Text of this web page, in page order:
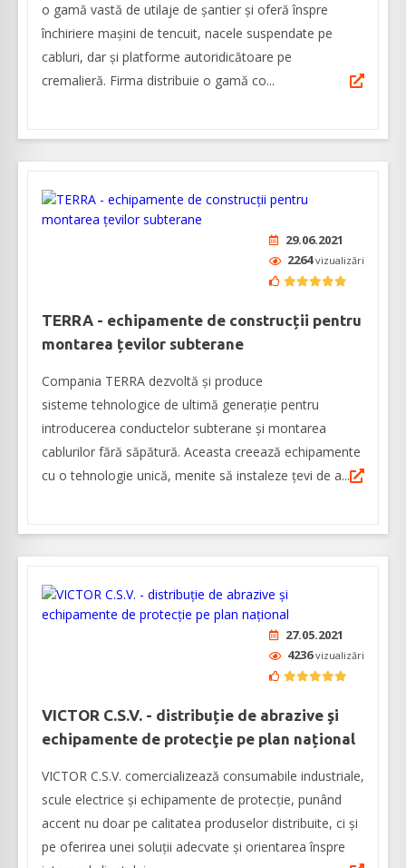
o gamă vastă de utilaje de șantier și oferă înspre
închiriere mașini de tencuit, nacele suspendate pe
cabluri, dar și platforme autoridicătoare pe
cremalieră. Firma distribuie o gamă co...
29.06.2021
2264vizualizări
TERRA - echipamente de construcții pentru
montarea țevilor subterane
Compania TERRA dezvoltă și produce
sisteme tehnologice de ultimă generație pentru
introducerea conductelor subterane și montarea
cablurilor fără săpătură. Aceasta creează echipamente
cu o tehnologie unică, menite să instaleze țevi de a...
27.05.2021
4236vizualizări
VICTOR C.S.V. - distribuție de abrazive şi
echipamente de protecţie pe plan național
VICTOR C.S.V. comercializează consumabile industriale,
scule electrice şi echipamente de protecţie, punând
accent nu doar pe calitatea produselor distribuite, ci și
pe oferirea unei soluții adecvate și orientarea înspre